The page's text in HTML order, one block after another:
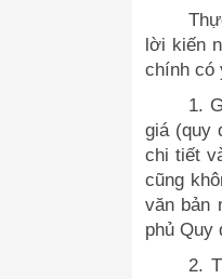
lời kiến
chính có
1.
giá (quy
chi tiết
cũng
văn bản
phủ Quy
2.